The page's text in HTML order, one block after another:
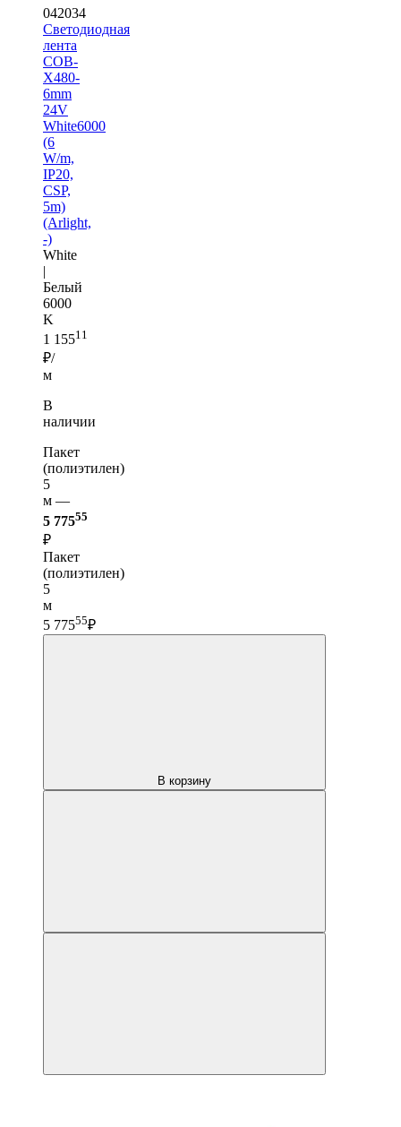
042034
Светодиодная
лента
COB-
X480-
6mm
24V
White6000
(6
W/m,
IP20,
CSP,
5m)
(Arlight,
-)
White
|
Белый
6000
K
1 15511
₽/
м
В
наличии
Пакет
(полиэтилен)
5
м —
5 77555
₽
Пакет
(полиэтилен)
5
м
5 77555₽
В корзину